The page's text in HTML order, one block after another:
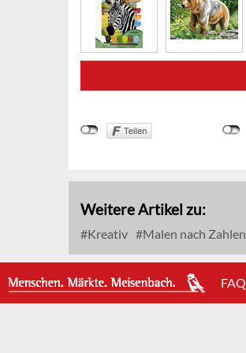
Weitere Artikel zu:
Kreativ Malen nach Zahlen
FAQ